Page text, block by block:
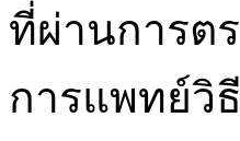
ที่ผ่านการต
การแพทย์วิ